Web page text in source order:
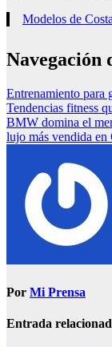
Modelos de
Navegación
Entrenamiento para
Tendencias fitness
BMW domina el
lujo más vendida en
Por Mi Prensa
Entrada